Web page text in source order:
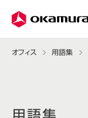
オフィス 用語集